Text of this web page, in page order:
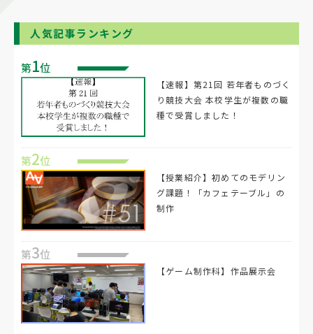
人気記事ランキング
第1位
【速報】第21回 若年者ものづく
り競技大会 本校学生が複数の職
種で受賞しました！
第2位
【授業紹介】初めてのモデリン
グ課題！「カフェテーブル」の
制作
第3位
【ゲーム制作科】作品展示会